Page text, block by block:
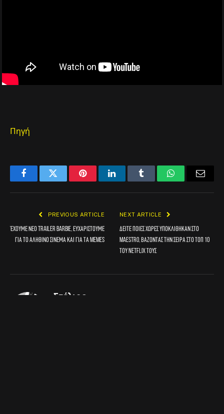
Πηγή
FacebookTwitter PinterestLinkedInTumblr WhatsAppEmail
PREVIOUS ARTICLE
Έχουμε νέο trailer Barbie, ευχαριστούμε
για το αληθινό σινεμά και για τα memes
NEXT ARTICLE
Δείτε ποιες χώρες υποκλίθηκαν στο
Maestro, βάζοντας την σειρά στο τοπ 10
του Netflix τους
Στέλιος